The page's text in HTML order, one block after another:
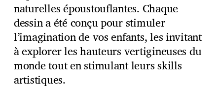
naturelles époustouflantes. Chaque
dessin a été conçu pour stimuler
l’imagination de vos enfants, les invitant
à explorer les hauteurs vertigineuses du
monde tout en stimulant leurs skills
artistiques.